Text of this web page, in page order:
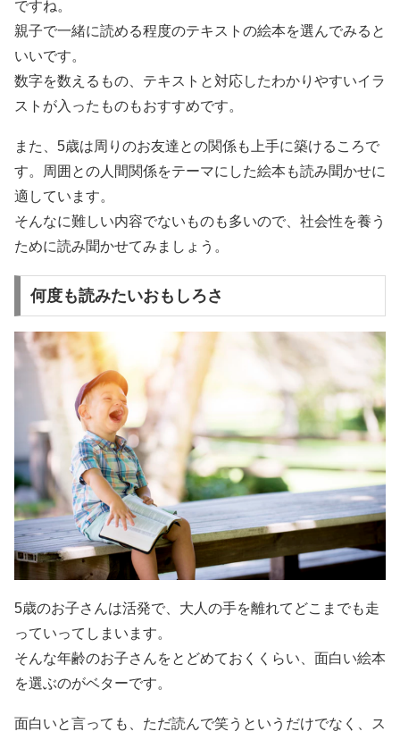
ですね。
親子で一緒に読める程度のテキストの絵本を選んでみると
いいです。
数字を数えるもの、テキストと対応したわかりやすいイラ
ストが入ったものもおすすめです。
また、5歳は周りのお友達との関係も上手に築けるころで
す。周囲との人間関係をテーマにした絵本も読み聞かせに
適しています。
そんなに難しい内容でないものも多いので、社会性を養う
ために読み聞かせてみましょう。
何度も読みたいおもしろさ
5歳のお子さんは活発で、大人の手を離れてどこまでも走
っていってしまいます。
そんな年齢のお子さんをとどめておくくらい、面白い絵本
を選ぶのがベターです。
面白いと言っても、ただ読んで笑うというだけでなく、ス